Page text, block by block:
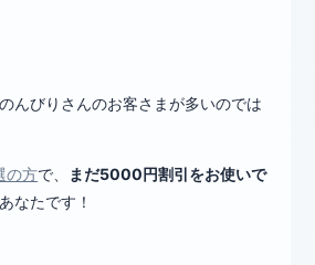
んびりさんのお客さまが多いのでは
の方で、
まだ5000円割引をお使いで
なたです！